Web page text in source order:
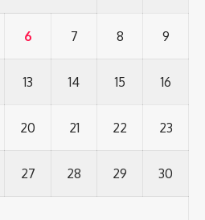
6 7 8 9
13 14 15 16
20 21 22 23
27 28 29 30